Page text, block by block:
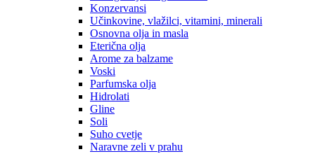
Konzervansi
Učinkovine, vlažilci, vitamini, minerali
Osnovna olja in masla
Eterična olja
Arome za balzame
Voski
Parfumska olja
Hidrolati
Gline
Soli
Suho cvetje
Naravne zeli v prahu